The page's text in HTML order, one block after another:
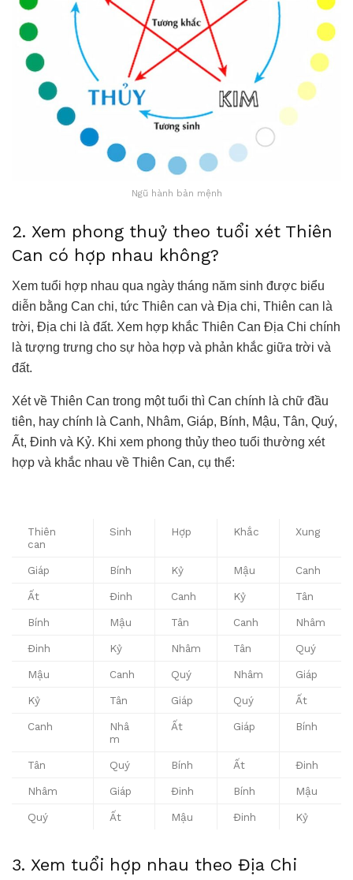
Ngũ hành bản mệnh
2. Xem phong thuỷ theo tuổi xét Thiên
Can có hợp nhau không?
Xem tuổi hợp nhau qua ngày tháng năm sinh được biểu
diễn bằng Can chi, tức Thiên can và Địa chi, Thiên can là
trời, Địa chi là đất. Xem hợp khắc Thiên Can Địa Chi chính
là tượng trưng cho sự hòa hợp và phản khắc giữa trời và
đất.
Xét về Thiên Can trong một tuổi thì Can chính là chữ đầu
tiên, hay chính là Canh, Nhâm, Giáp, Bính, Mậu, Tân, Quý,
Ất, Đinh và Kỷ. Khi xem phong thủy theo tuổi thường xét
hợp và khắc nhau về Thiên Can, cụ thể:
Thiên
can
Sinh Hợp Khắc Xung
Giáp Bính Kỷ Mậu Canh
Ất Đinh Canh Kỷ Tân
Bính Mậu Tân Canh Nhâm
Đinh Kỷ Nhâm Tân Quý
Mậu Canh Quý Nhâm Giáp
Kỷ Tân Giáp Quý Ất
Canh
Nhâ
m
Ất Giáp Bính
Tân Quý Bính Ất Đinh
Nhâm Giáp Đinh Bính Mậu
Quý Ất Mậu Đinh Kỷ
3. Xem tuổi hợp nhau theo Địa Chi